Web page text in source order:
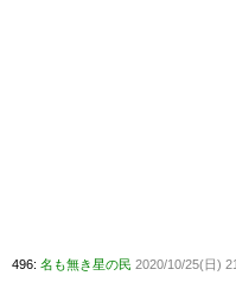
496: 名も無き星の民 2020/10/25(日)